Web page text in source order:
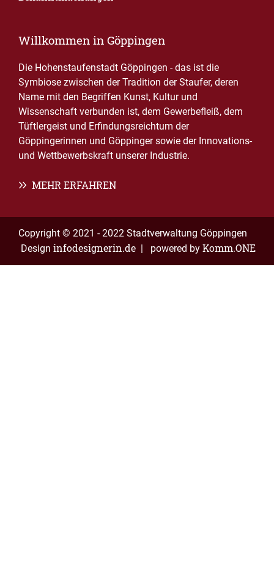
Willkommen in Göppingen
Die Hohenstaufenstadt Göppingen - das ist die
Symbiose zwischen der Tradition der Staufer, deren
Name mit den Begriffen Kunst, Kultur und
Wissenschaft verbunden ist, dem Gewerbefleiß, dem
Tüftlergeist und Erfindungsreichtum der
Göppingerinnen und Göppinger sowie der Innovations-
und Wettbewerbskraft unserer Industrie.
MEHR ERFAHREN
Copyright © 2021 - 2022 Stadtverwaltung Göppingen
Design infodesignerin.de | powered by Komm.ONE